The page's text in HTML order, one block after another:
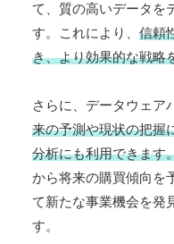
て、質の高いデータを
す。これにより、 信頼
き、より効果的な戦略
さらに、データウェア
来の予測や現状の把握
分析にも利用できます
から将来の購買傾向を
て新たな事業機会を発
す。